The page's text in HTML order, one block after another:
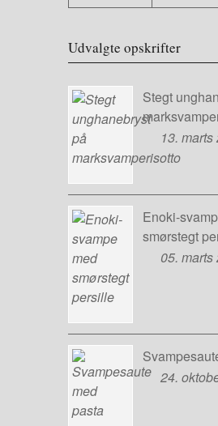
Udvalgte opskrifter
Stegt
13. marts
Enoki-
smørstegt
05. marts
24.